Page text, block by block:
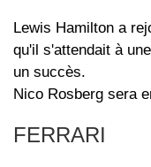
Lewis Hamilton a
qu'il s'attendait à
un succès.
Nico Rosberg sera
FERRARI